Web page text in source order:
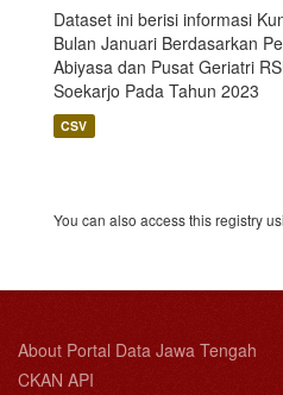
Dataset ini berisi informasi
Bulan Januari Berdasarkan
Abiyasa dan Pusat Geriatri
Soekarjo Pada Tahun 2023
CSV
You can also access this registry
About Portal Data Jawa Tengah
CKAN API